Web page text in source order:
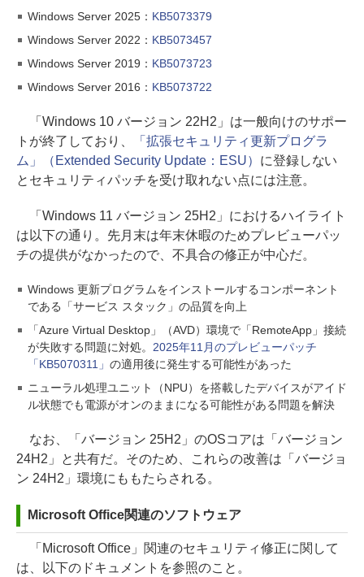
Windows Server 2025： KB5073379
Windows Server 2022： KB5073457
Windows Server 2019： KB5073723
Windows Server 2016： KB5073722
「Windows 10 バージョン 22H2」は一般向けのサポー
トが終了しており、
「拡張セキュリティ更新プログラ
ム」（Extended Security Update：ESU） に登録しない
とセキュリティパッチを受け取れない点には注意。
「Windows 11 バージョン 25H2」におけるハイライト
は以下の通り。先月末は年末休暇のためプレビューパッ
チの提供がなかったので、不具合の修正が中心だ。
Windows 更新プログラムをインストールするコンポーネント
である「サービス スタック」の品質を向上
「Azure Virtual Desktop」（AVD）環境で「RemoteApp」接続
が失敗する問題に対処。 2025年11月のプレビューパッチ
「KB5070311」 の適用後に発生する可能性があった
ニューラル処理ユニット（NPU）を搭載したデバイスがアイド
ル状態でも電源がオンのままになる可能性がある問題を解決
なお、「バージョン 25H2」のOSコアは「バージョン
24H2」と共有だ。そのため、これらの改善は「バージョ
ン 24H2」環境にももたらされる。
Microsoft Office関連のソフトウェア
「Microsoft Office」関連のセキュリティ修正に関して
は、以下のドキュメントを参照のこと。